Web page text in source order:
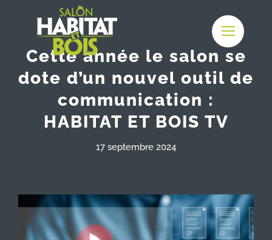
contenuCette année le salon se
dote d’un nouvel outil de
communication :
HABITAT ET BOIS TV
17 septembre 2024